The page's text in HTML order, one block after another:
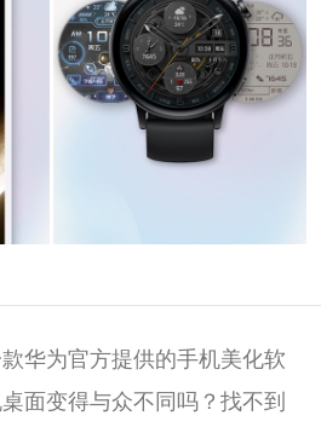
华为官方提供的手机美化软
面变得与众不同吗？找不到